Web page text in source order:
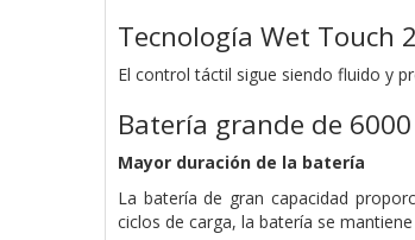
Tecnología Wet Touch
El control táctil sigue siendo fluido y
Batería grande de
Mayor duración de la batería
La batería de gran capacidad
ciclos de carga, la batería se